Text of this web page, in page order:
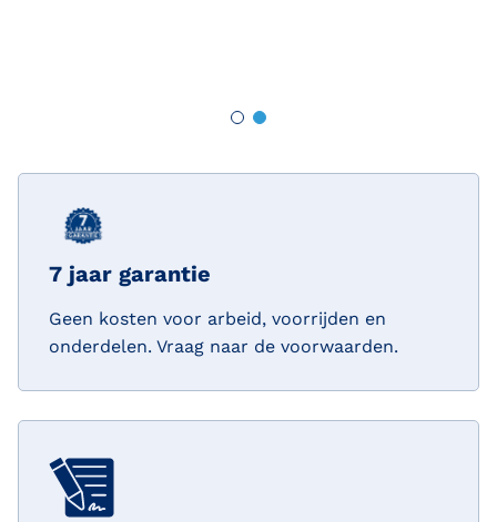
7 jaar garantie
Geen kosten voor arbeid, voorrijden en
onderdelen. Vraag naar de voorwaarden.